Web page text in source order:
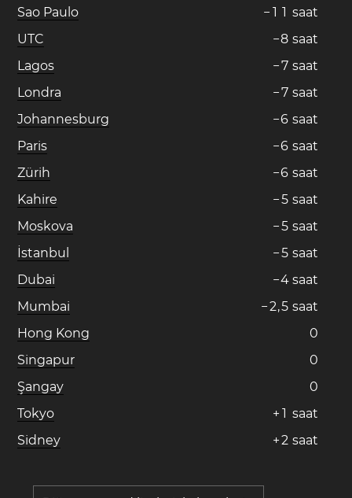
Sao Paulo
− 1 1 saat
UTC
−8 saat
Lagos
−7 saat
Londra
−7 saat
Johannesburg
−6 saat
Paris
−6 saat
Zürih
−6 saat
Kahire
−5 saat
Moskova
−5 saat
İstanbul
−5 saat
Dubai
−4 saat
Mumbai
−2,5 saat
Hong Kong
0
Singapur
0
Şangay
0
Tokyo
+ 1 saat
Sidney
+2 saat